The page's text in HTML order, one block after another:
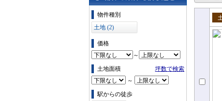
物件の条件で絞り込む
物件種別
土地 (2)
価格
～
土地面積
坪数で検索
～
駅からの徒歩
売